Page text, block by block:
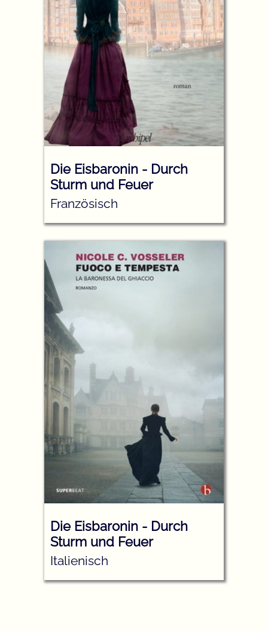
Die Eisbaronin - Durch
Sturm und Feuer
Französisch
Die Eisbaronin - Durch
Sturm und Feuer
Italienisch